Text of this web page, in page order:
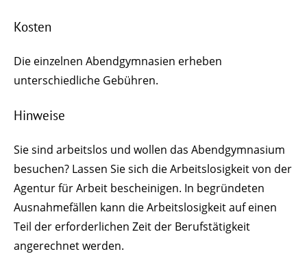
Kosten
Die einzelnen Abendgymnasien erheben
unterschiedliche Gebühren.
Hinweise
Sie sind arbeitslos und wollen das Abendgymnasium
besuchen? Lassen Sie sich die Arbeitslosigkeit von der
Agentur für Arbeit bescheinigen. In begründeten
Ausnahmefällen kann die Arbeitslosigkeit auf einen
Teil der erforderlichen Zeit der Berufstätigkeit
angerechnet werden.